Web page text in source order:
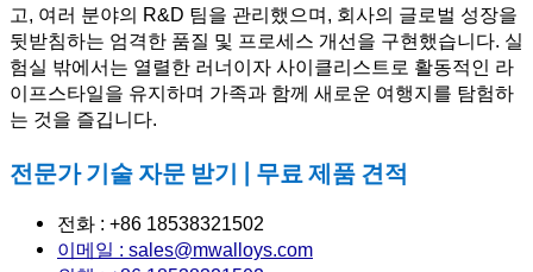
고, 여러 분야의 R&D 팀을 관리했으며, 회사의 글로벌 성장을
뒷받침하는 엄격한 품질 및 프로세스 개선을 구현했습니다. 실
험실 밖에서는 열렬한 러너이자 사이클리스트로 활동적인 라
이프스타일을 유지하며 가족과 함께 새로운 여행지를 탐험하
는 것을 즐깁니다.
전문가 기술 자문 받기 | 무료 제품 견적
전화 : +86 18538321502
이메일 : sales@mwalloys.com